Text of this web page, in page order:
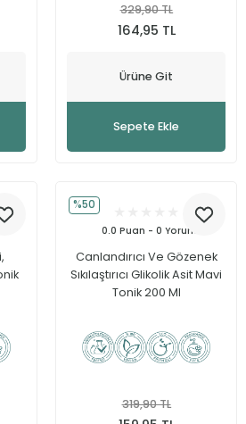
329,90 TL
164,95 TL
Ürüne Git
Sepete Ekle
%50
0.0 Puan - 0 Yorum
Canlandırıcı Ve Gözenek
Sıkılaştırıcı Glikolik Asit Mavi
Tonik 200 Ml
319,90 TL